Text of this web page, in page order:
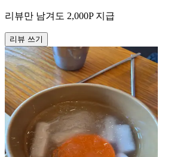
리뷰만 남겨도 2,000P 지급
리뷰 쓰기